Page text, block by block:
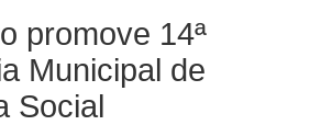
promove 14ª
Municipal de
Social